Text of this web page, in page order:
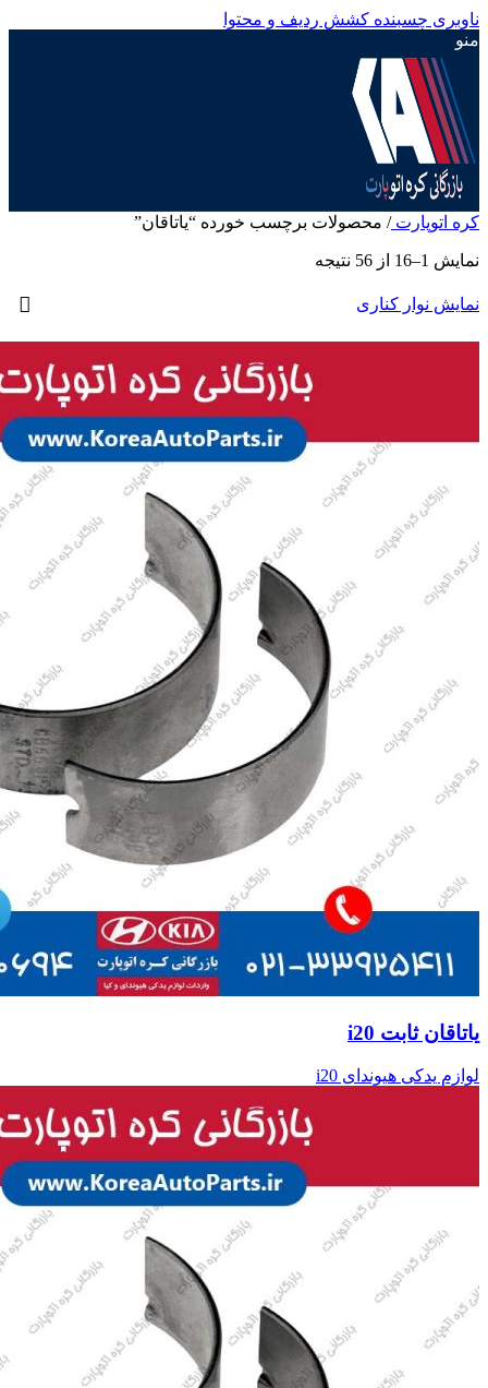
ناوبری چسبنده کشش ردیف و محتوا
منو
کره اتوپارت/ محصولات برچسب خورده “یاتاقان”
نمایش 1–16 از 56 نتیجه
نمایش نوار کناری
یاتاقان ثابت i20
لوازم یدکی هیوندای i20